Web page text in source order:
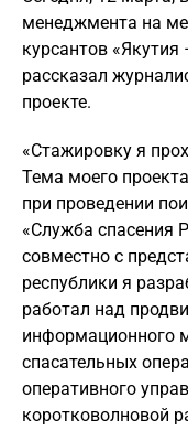
менеджмента на
курсантов
рассказал
проекте.
«Стажировку я
Тема моего
при проведении
«Служба спасения
совместно с
республики я
работал над
информационного
спасательных
оперативного
коротковолновой